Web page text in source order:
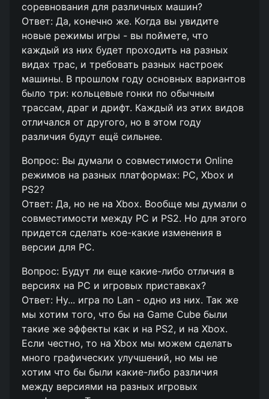
соревнования для различных машин?
Ответ: Да, конечно же. Когда вы увидите
новые режимы игры - вы поймете, что
каждый из них будет проходить на разных
видах трас, и требовать разных настроек
машины. В прошлом году основных вариантов
было три: кольцевые гонки по обычным
трассам, драг и дрифт. Каждый из этих видов
отличался от другого, но в этом году
различия будут ещё сильнее.
Вопрос: Вы думали о совместимости Online
режимов на разных платформах: PC, Xbox и
PS2?
Ответ: Да, но не на Xbox. Вообще мы думали о
совместимости между PC и PS2. Но для этого
придется сделать кое-какие изменения в
версии для PC.
Вопрос: Будут ли еще какие-либо отличия в
версиях на PC и игровых приставках?
Ответ: Ну... игра по Lan - одно из них. Так же
мы хотим того, что бы на Game Cube были
такие же эффекты как и на PS2, и на Xbox.
Если честно, то на Xbox мы можем сделать
много графических улучшений, но мы не
хотим что бы были какие-либо различия
между версиями на разных игровых